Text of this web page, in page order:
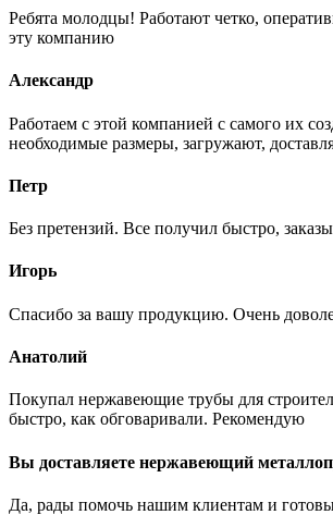
Ребята молодцы! Работают четко,
эту компанию
Александр
Работаем с этой компанией с самого их
необходимые размеры, загружают,
Петр
Без претензий. Все получил быстро,
Игорь
Спасибо за вашу продукцию. Очень
Анатолий
Покупал нержавеющие трубы для
быстро, как обговаривали. Рекомендую
Вы доставляете нержавеющий
Да, рады помочь нашим клиентам и